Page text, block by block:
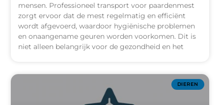
mensen. Professioneel transport voor paardenmest
zorgt ervoor dat de mest regelmatig en efficiënt
wordt afgevoerd, waardoor hygiënische problemen
en onaangename geuren worden voorkomen. Dit is
niet alleen belangrijk voor de gezondheid en het
DIEREN